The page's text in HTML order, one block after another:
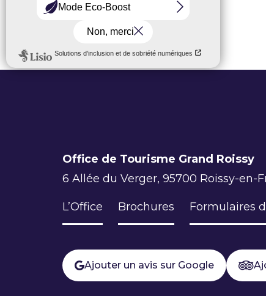
Office de Tourisme Grand Roissy
6 Allée du Verger, 95700 Roissy-en-
L’Office Brochures Formulaires
Ajouter un avis sur Google